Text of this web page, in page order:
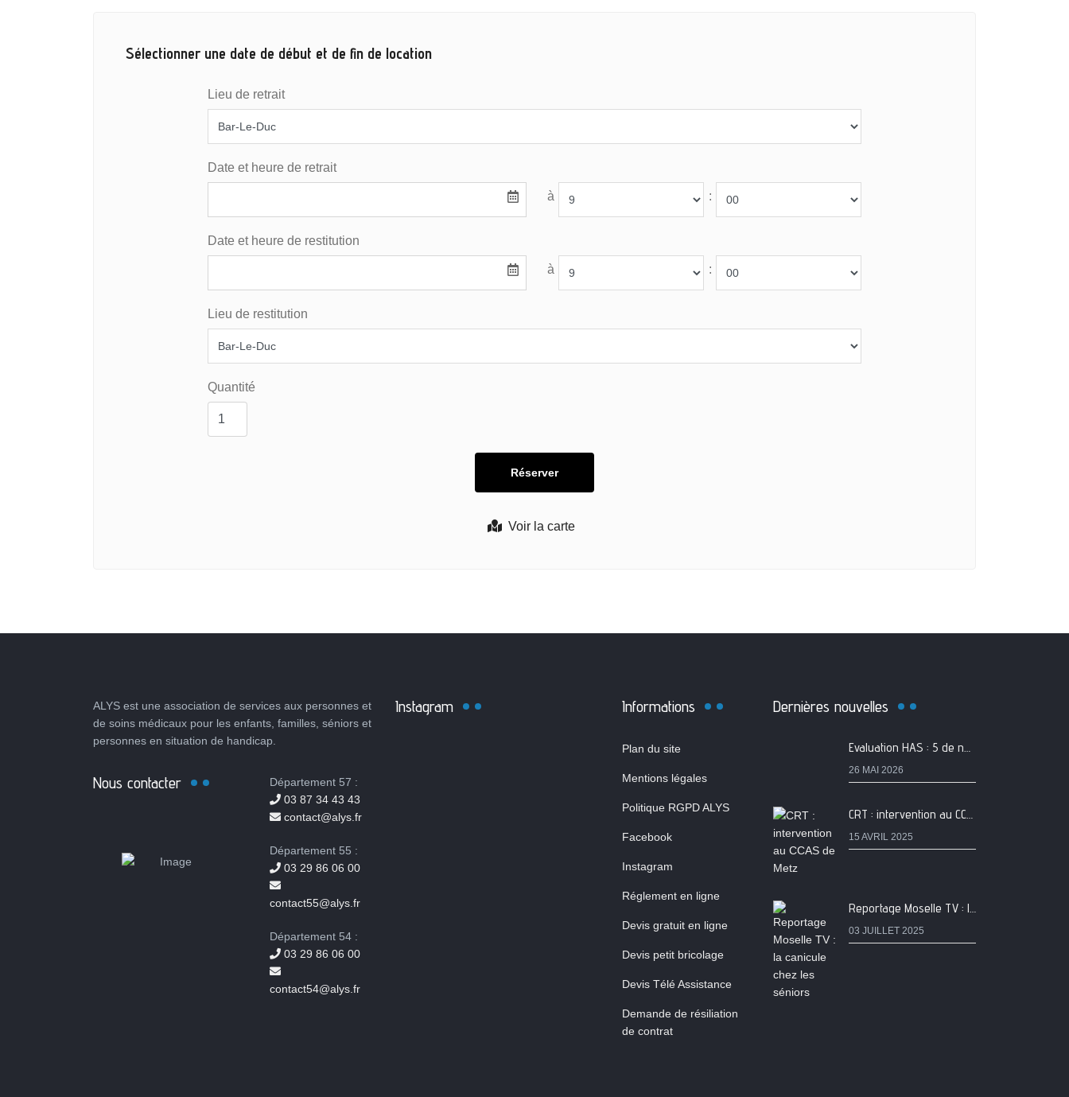
Sélectionner une date de début et de fin de location
Voir la carte
Lieu de retrait
Date et heure de retrait
à :
Date et heure de restitution
à :
Lieu de restitution
Quantité
ALYS est une association de services aux personnes et
de soins médicaux pour les enfants, familles, séniors et
personnes en situation de handicap.
Nous contacter
Département 57 :
03 87 34 43 43
contact@alys.fr
Département 55 :
03 29 86 06 00
contact55@alys.fr
Département 54 :
03 29 86 06 00
contact54@alys.fr
Instagram Informations
Plan du site
Mentions légales
Politique RGPD ALYS
Facebook
Instagram
Réglement en ligne
Devis gratuit en ligne
Devis petit bricolage
Devis Télé Assistance
Demande de résiliation
de contrat
Dernières nouvelles
Evaluation HAS : 5 de nos services classés A
26 MAI 2026
CRT : intervention au CCAS de Metz
15 AVRIL 2025
Reportage Moselle TV : la canicule chez les séniors
03 JUILLET 2025